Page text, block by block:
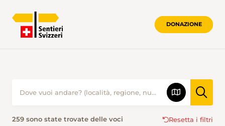
DONAZIONE
259 sono state trovate delle voci Resetta i filtri